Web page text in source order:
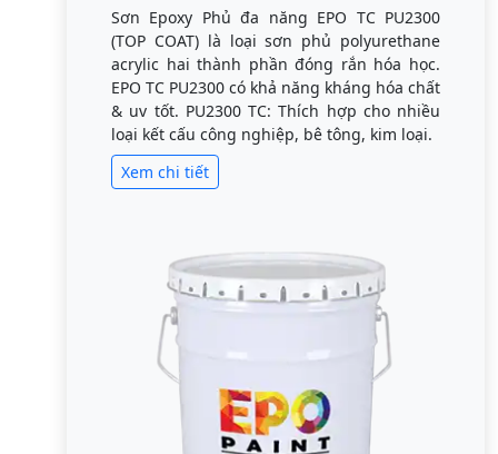
Sơn Epoxy Phủ đa năng EPO TC PU2300
(TOP COAT) là loại sơn phủ polyurethane
acrylic hai thành phần đóng rắn hóa học.
EPO TC PU2300 có khả năng kháng hóa chất
& uv tốt. PU2300 TC: Thích hợp cho nhiều
loại kết cấu công nghiệp, bê tông, kim loại.
Xem chi tiết